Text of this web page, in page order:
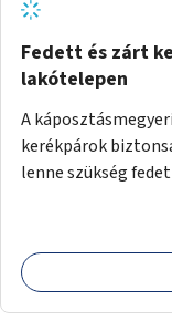
Fedett és zárt
lakótelepen
A
kerékpárok
lenne szükség